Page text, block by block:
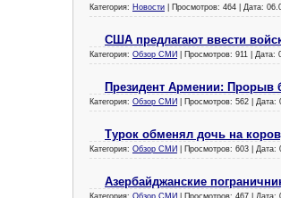
Категория: Новости | Просмотров: 464 | Дата:
США предлагают ввести
Категория: Обзор СМИ | Просмотров: 911 | Дата:
Президент Армении:
Категория: Обзор СМИ | Просмотров: 562 | Дата:
Турок обменял дочь на
Категория: Обзор СМИ | Просмотров: 603 | Дата:
Азербайджанские
Категория: Обзор СМИ | Просмотров: 467 | Дата: